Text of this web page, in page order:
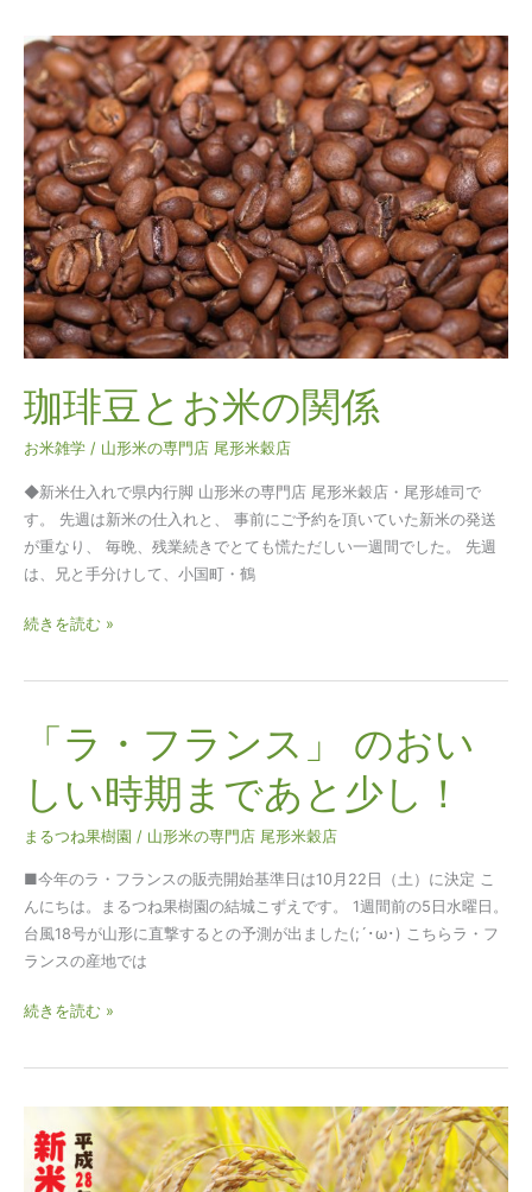
珈琲豆とお米の関係
お米雑学 / 山形米の専門店 尾形米穀店
◆新米仕入れで県内行脚 山形米の専門店 尾形米穀店・尾形雄司で
す。 先週は新米の仕入れと、 事前にご予約を頂いていた新米の発送
が重なり、 毎晩、残業続きでとても慌ただしい一週間でした。 先週
は、兄と手分けして、小国町・鶴
珈
琲
豆
と
お
米
の
関
係
続きを読む »
「ラ・フランス」 のおい
しい時期まであと少し！
まるつね果樹園 / 山形米の専門店 尾形米穀店
■今年のラ・フランスの販売開始基準日は10月22日（土）に決定 こ
んにちは。まるつね果樹園の結城こずえです。 1週間前の5日水曜日。
台風18号が山形に直撃するとの予測が出ました(;´･ω･) こちらラ・フ
ランスの産地では
「ラ・
ラ
ン
ス」
い
時
と
少
続きを読む »
米
よ